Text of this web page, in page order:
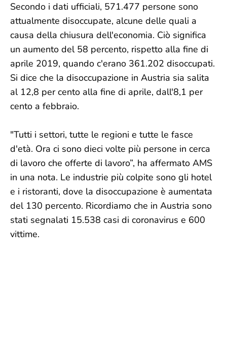
Secondo i dati ufficiali, 571.477 persone sono
attualmente disoccupate, alcune delle quali a
causa della chiusura dell'economia. Ciò significa
un aumento del 58 percento, rispetto alla fine di
aprile 2019, quando c'erano 361.202 disoccupati.
Si dice che la disoccupazione in Austria sia salita
al 12,8 per cento alla fine di aprile, dall'8,1 per
cento a febbraio.
"Tutti i settori, tutte le regioni e tutte le fasce
d'età. Ora ci sono dieci volte più persone in cerca
di lavoro che offerte di lavoro”, ha affermato AMS
in una nota. Le industrie più colpite sono gli hotel
e i ristoranti, dove la disoccupazione è aumentata
del 130 percento. Ricordiamo che in Austria sono
stati segnalati 15.538 casi di coronavirus e 600
vittime.